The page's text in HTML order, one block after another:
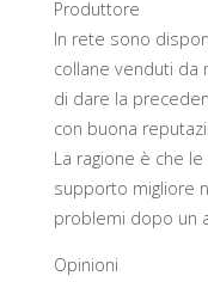
Produttore
In rete sono
collane venduti da
di dare la
con buona
La ragione è che
supporto migliore
problemi dopo un
Opinioni